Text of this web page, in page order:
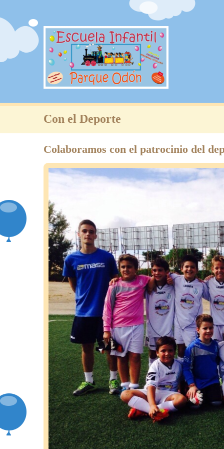
Con el Deporte
Colaboramos con el patrocinio del